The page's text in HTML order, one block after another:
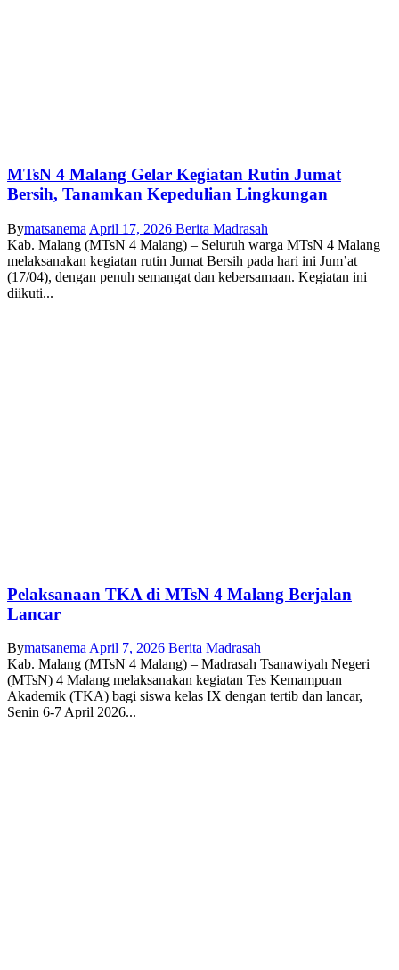
MTsN 4 Malang Gelar Kegiatan Rutin Jumat
Bersih, Tanamkan Kepedulian Lingkungan
Bymatsanema April 17, 2026 Berita Madrasah
Kab. Malang (MTsN 4 Malang) – Seluruh warga MTsN 4 Malang
melaksanakan kegiatan rutin Jumat Bersih pada hari ini Jum’at
(17/04), dengan penuh semangat dan kebersamaan. Kegiatan ini
diikuti...
Pelaksanaan TKA di MTsN 4 Malang Berjalan
Lancar
BymatsanemaApril 7, 2026 Berita Madrasah
Kab. Malang (MTsN 4 Malang) – Madrasah Tsanawiyah Negeri
(MTsN) 4 Malang melaksanakan kegiatan Tes Kemampuan
Akademik (TKA) bagi siswa kelas IX dengan tertib dan lancar,
Senin 6-7 April 2026...